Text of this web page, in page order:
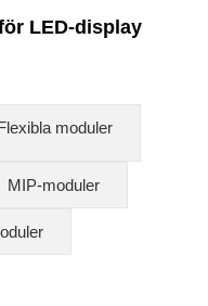
LED-display
moduler
MIP-moduler